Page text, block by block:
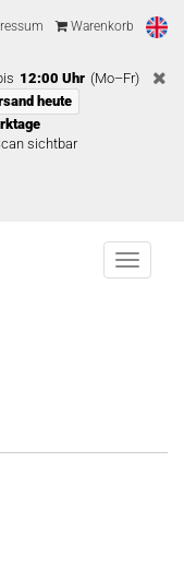
Warenkorb
12:00 Uhr (Mo–Fr)
heute
sichtbar
Menu